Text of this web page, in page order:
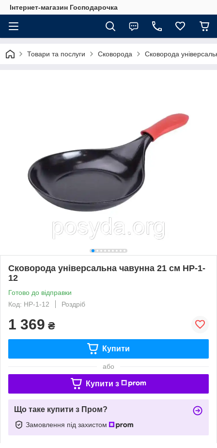
Інтернет-магазин Господарочка
Товари та послуги Сковорода Сковорода
Сковорода універсальна чавунна 21 см HP-1-
12
Готово до відправки
Код: HP-1-12
Роздріб
1 369 ₴
Купити
або
Купити з
Що таке купити з Пром?
Замовлення під захистом